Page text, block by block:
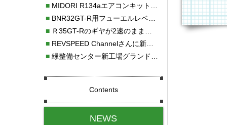
■MIDORI R134aエアコンキットタイプⅡ取り付け
■BNR32GT-R用フューエルレベルセンサー新発売！！
■Ｒ35GT-Rのギヤが2速のまま変速しない！！
■REVSPEED Channelさんに新社屋を紹介していただきました!!
■緑整備センター新工場グランドオープン・続報
Contents
NEWS